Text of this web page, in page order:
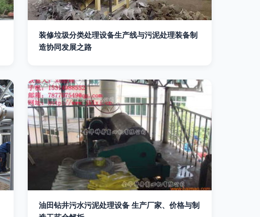
装修垃圾分类处理设备生产线与污泥处理装备制
造协同发展之路
油田钻井污水污泥处理设备 生产厂家、价格与制